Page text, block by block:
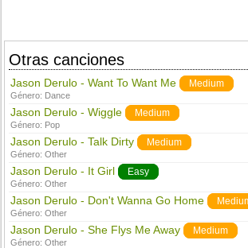
Otras canciones
Jason Derulo - Want To Want Me Medium
Género: Dance
Jason Derulo - Wiggle Medium
Género: Pop
Jason Derulo - Talk Dirty Medium
Género:Other
Jason Derulo - It Girl Easy
Género:Other
Jason Derulo - Don't Wanna Go Home
Género:Other
Jason Derulo - She Flys Me Away Medium
Género:Other